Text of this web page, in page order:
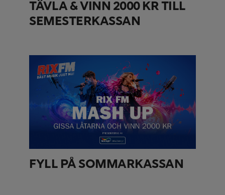
TÄVLA & VINN 2000 KR TILL
SEMESTERKASSAN
FYLL PÅ SOMMARKASSAN